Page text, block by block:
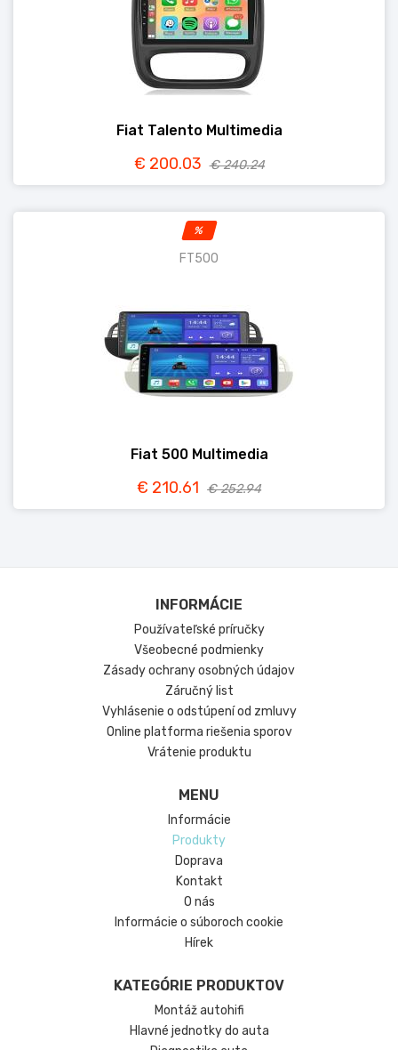
Fiat Talento Multimedia
€ 200.03 € 240.24
%
FT500
Fiat 500 Multimedia
€ 210.61 € 252.94
INFORMÁCIE
Používateľské príručky
Všeobecné podmienky
Zásady ochrany osobných údajov
Záručný list
Vyhlásenie o odstúpení od zmluvy
Online platforma riešenia sporov
Vrátenie produktu
MENU
Informácie
Produkty
Doprava
Kontakt
O nás
Informácie o súboroch cookie
Hírek
KATEGÓRIE PRODUKTOV
Montáž autohifi
Hlavné jednotky do auta